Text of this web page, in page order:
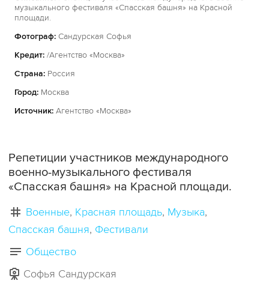
музыкального фестиваля «Спасская башня» на Красной
площади.
Фотограф: Сандурская Софья
Кредит: /Агентство «Москва»
Страна: Россия
Город: Москва
Источник: Агентство «Москва»
Репетиции участников международного
военно-музыкального фестиваля
«Спасская башня» на Красной площади.
Военные Красная площадь Музыка
Спасская башня Фестивали
Общество
Софья Сандурская